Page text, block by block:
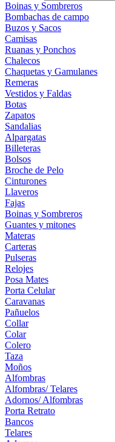
Boinas y Sombreros
Bombachas de campo
Buzos y Sacos
Camisas
Ruanas y Ponchos
Chalecos
Chaquetas y Gamulanes
Remeras
Vestidos y Faldas
Botas
Zapatos
Sandalias
Alpargatas
Billeteras
Bolsos
Broche de Pelo
Cinturones
Llaveros
Fajas
Boinas y Sombreros
Guantes y mitones
Materas
Carteras
Pulseras
Relojes
Posa Mates
Porta Celular
Caravanas
Pañuelos
Collar
Colar
Colero
Taza
Moños
Alfombras
Alfombras/ Telares
Adornos/ Alfombras
Porta Retrato
Bancos
Telares